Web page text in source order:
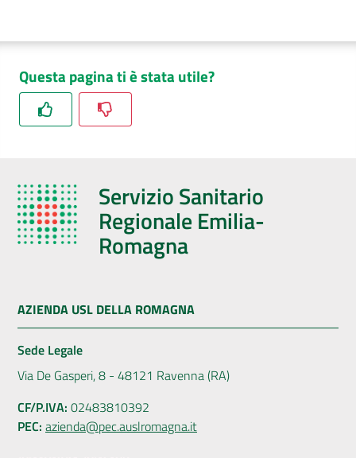
Questa pagina ti è stata utile?
Servizio Sanitario
Regionale Emilia-
Romagna
AZIENDA USL DELLA ROMAGNA
Sede Legale
Via De Gasperi, 8 - 48121 Ravenna (RA)
CF/P.IVA: 02483810392
PEC: azienda@pec.auslromagna.it